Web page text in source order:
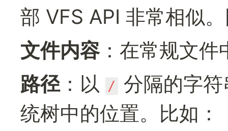
部 VFS API 非常相似
文件内容：在常规文件
路径：以 / 分隔的字
统树中的位置。比如：